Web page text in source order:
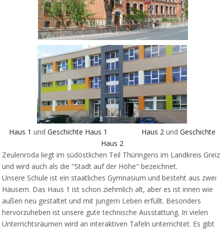
Haus 1 und Geschichte Haus 1 Haus 2und Geschichte
Haus 2
Zeulenroda liegt im südöstlichen Teil Thüringens im Landkreis Greiz
und wird auch als die "Stadt auf der Höhe" bezeichnet.
Unsere Schule ist ein staatliches Gymnasium und besteht aus zwei
Häusern. Das Haus 1 ist schon ziehmlich alt, aber es ist innen wie
außen neu gestaltet und mit jungem Leben erfüllt. Besonders
hervorzuheben ist unsere gute technische Ausstattung. In vielen
Unterrichtsräumen wird an interaktiven Tafeln unterrichtet. Es gibt